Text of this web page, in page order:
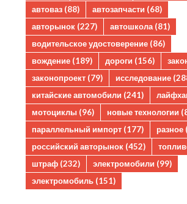
автоваз (88) автозапчасти (68)
авторынок (227) автошкола (81)
водительское удостоверение (86)
вождение (189) дороги (156)
законопроект (79) исследование
китайские автомобили (241)
мотоциклы (96) новые технологии
параллельный импорт (177) разное
российский авторынок (452)
штраф (232) электромобили (99)
электромобиль (151)